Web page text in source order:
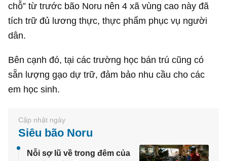
chỗ” từ trước bão Noru nên 4 xã vùng cao này đã
tích trữ đủ lương thực, thực phẩm phục vụ người
dân.
Bên cạnh đó, tại các trường học bán trú cũng có
sẵn lượng gạo dự trữ, đảm bảo nhu cầu cho các
em học sinh.
Siêu bão Noru
Nỗi sợ lũ về trong đêm của